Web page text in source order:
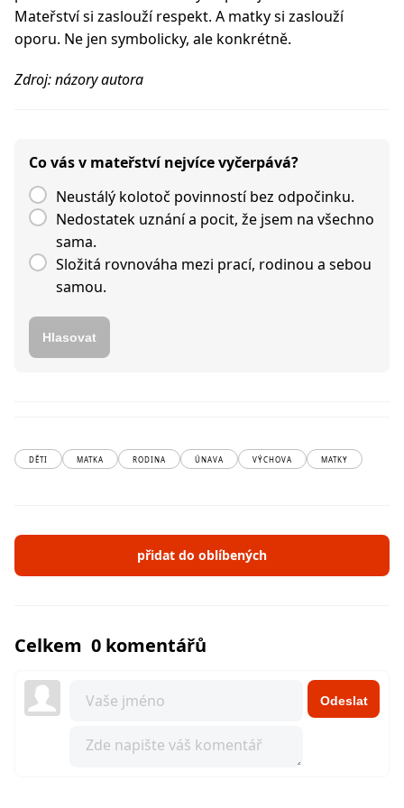
Mateřství si zaslouží respekt. A matky si zaslouží
oporu. Ne jen symbolicky, ale konkrétně.
Zdroj: názory autora
Co vás v mateřství nejvíce vyčerpává?
Neustálý kolotoč povinností bez odpočinku.
Nedostatek uznání a pocit, že jsem na všechno
sama.
Složitá rovnováha mezi prací, rodinou a sebou
samou.
Hlasovat
DĚTI MATKA RODINA ÚNAVA VÝCHOVA MATKY
přidat do oblíbených
Celkem 0 komentářů
Odeslat